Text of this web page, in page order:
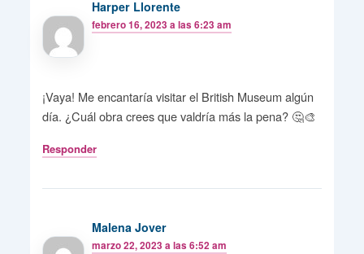
Harper Llorente
febrero 16, 2023 a las 6:23 am
¡Vaya! Me encantaría visitar el British Museum algún
día. ¿Cuál obra crees que valdría más la pena? 🤔🎨
Responder
Malena Jover
marzo 22, 2023 a las 6:52 am